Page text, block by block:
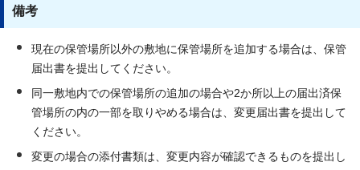
備考
現在の保管場所以外の敷地に保管場所を追加する場合は、保管
届出書を提出してください。
同一敷地内での保管場所の追加の場合や2か所以上の届出済保
管場所の内の一部を取りやめる場合は、変更届出書を提出して
ください。
変更の場合の添付書類は、変更内容が確認できるものを提出し